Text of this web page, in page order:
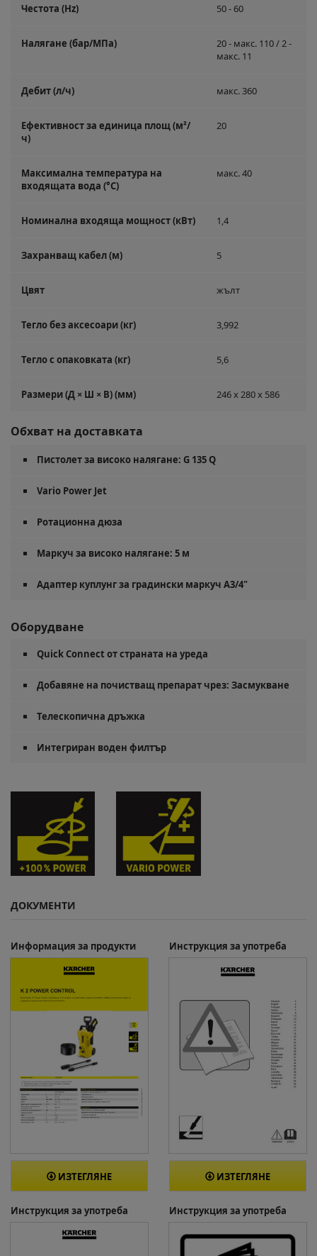
Честота (Hz) 50 - 60
Налягане (бар/МПа)
20 - макс. 110 / 2 -
макс. 11
Дебит (л/ч) макс. 360
Ефективност за единица площ (м²/
ч)
20
Максимална температура на
входящата вода (°C)
макс. 40
Номинална входяща мощност (кВт) 1,4
Захранващ кабел (м) 5
Цвят жълт
Тегло без аксесоари (кг) 3,992
Тегло с опаковката (кг) 5,6
Размери (Д × Ш × В) (мм) 246 x 280 x 586
Обхват на доставката
Пистолет за високо налягане: G 135 Q
Vario Power Jet
Ротационна дюза
Маркуч за високо налягане: 5 м
Адаптер куплунг за градински маркуч A3/4"
Оборудване
Quick Connect от страната на уреда
Добавяне на почистващ препарат чрез: Засмукване
Телескопична дръжка
Интегриран воден филтър
ДОКУМЕНТИ
Информация за продукти
ИЗТЕГЛЯНЕ
Инструкция за употреба
ИЗТЕГЛЯНЕ
Инструкция за употреба Инструкция за употреба